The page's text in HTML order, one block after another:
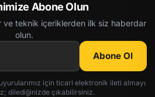
Abone Olun
ve teknik içeriklerden ilk siz haberdar
olun.
Abone Ol
için ticari elektronik ileti almayı
dilediğinizde çıkabilirsiniz.